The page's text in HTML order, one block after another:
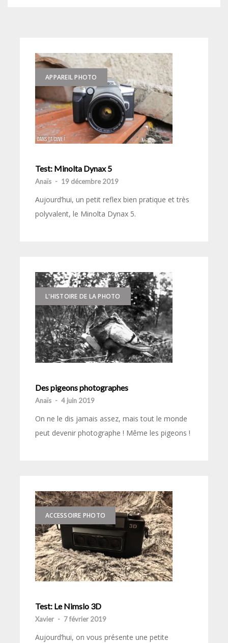
APPAREIL PHOTO
Test: Minolta Dynax 5
Anaïs - 19 décembre 2019
Aujourd’hui, un petit reflex bien pratique et très
polyvalent, le Minolta Dynax 5.
L'HISTOIRE DE LA PHOTO
Des pigeons photographes
Anaïs - 4 juin 2019
On ne le dis jamais assez, mais tout le monde
peut devenir photographe ! Même les pigeons !
ACCESSOIRE PHOTO
Test: Le Nimslo 3D
Xavier - 7 février 2019
Aujourd’hui, on vous présente une petite